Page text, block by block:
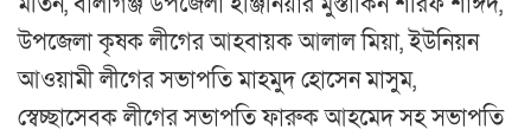
উপজেলা কৃষক লীগের আহবায়ক আলাল মিয়া, ইউনিয়ন
আওয়ামী লীগের সভাপতি মাহমুদ হোসেন মাসুম,
স্বেচ্ছাসেবক লীগের সভাপতি ফারুক আহমেদ সহ সভাপতি